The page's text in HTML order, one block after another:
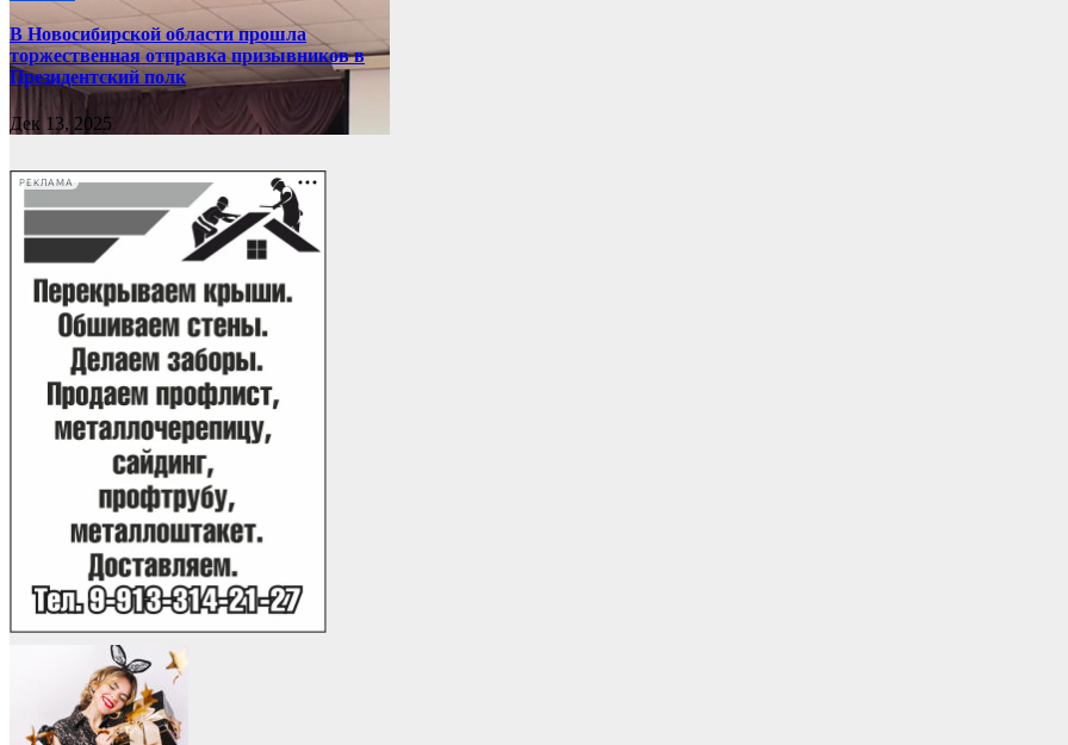
В Новосибирской области прошла
торжественная отправка призывников в
Президентский полк
Дек 13, 2025
РЕКЛАМА